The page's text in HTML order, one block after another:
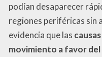
podían desaparecer
regiones periféricas sin
evidencia que las
movimiento a favor